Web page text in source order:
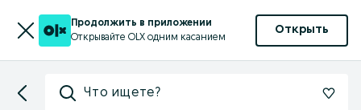
Продолжить в приложении
Открывайте OLX одним касанием
Открыть
Что ищете?